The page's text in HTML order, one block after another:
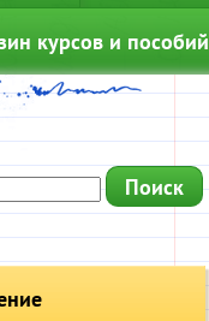
курсов и пособий